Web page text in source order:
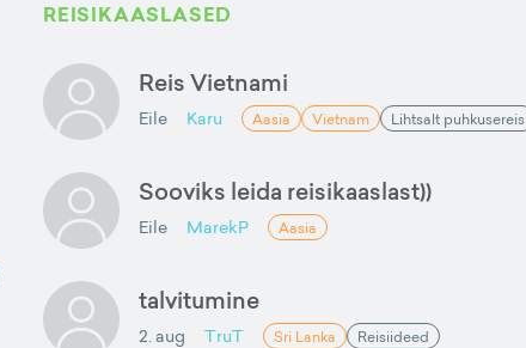
REISIKAASLASED
Reis Vietnami
Eile Karu Aasia Vietnam Lihtsalt puhkusereis
Sooviks leida reisikaaslast))
Eile MarekP Aasia
talvitumine
2. aug TruT Sri Lanka Reisiideed